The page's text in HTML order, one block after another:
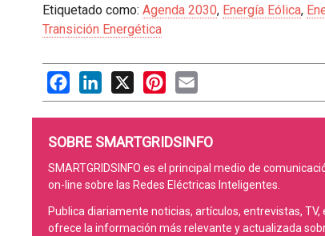
Etiquetado como: Agenda 2030, Energía Eólica,
Transición Energética
FacebookLinkedIn Pinterest
SOBRE SMARTGRIDSINFO
SMARTGRIDSINFO es el principal medio de
on-line sobre las Redes Eléctricas Inteligentes.
Publica diariamente noticias, artículos, entrevistas, TV,
ofrece la información más relevante y actualizada